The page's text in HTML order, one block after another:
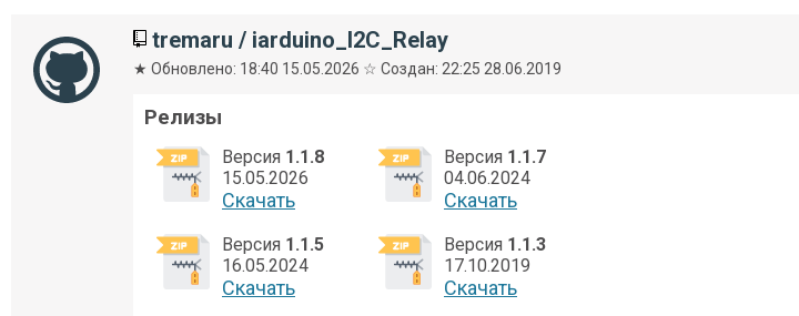
tremaru / iarduino_I2C_Relay
★ Обновлено: 18:40 15.05.2026 ☆ Создан: 22:25 28.06.2019
Релизы
Версия 1.1.8
15.05.2026
Cкачать
Версия 1.1.7
04.06.2024
Cкачать
Версия 1.1.5
16.05.2024
Cкачать
Версия 1.1.3
17.10.2019
Cкачать